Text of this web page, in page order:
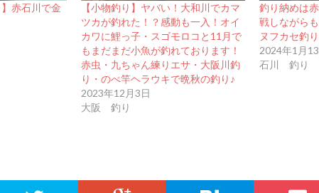
】赤石川で金
【小物釣り】ヤバい！大和川でカマ
ツカが釣れた！？感動も一入！オイ
カワに鯉っ子・スゴモロコと11月で
もまだまだ小魚が釣れております！
赤虫・九ちゃん練りエサ・大阪川釣
り・のべ竿ヘラウキで晩秋の釣り♪
2023年12月3日
大阪 釣り
釣り納めは
戦しながら
ヌフカセ釣り
2024年1月
石川 釣り